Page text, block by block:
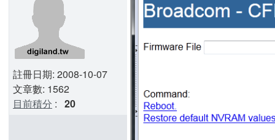
註冊日期: 2008-10-07
文章數: 1562
目前積分 : 20